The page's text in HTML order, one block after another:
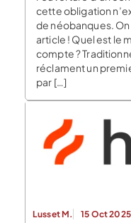
cette obligation
de néobanques.
article ! Quel est le
compte ?
réclament un
par […]
Lusset M. 15 Oct 2025